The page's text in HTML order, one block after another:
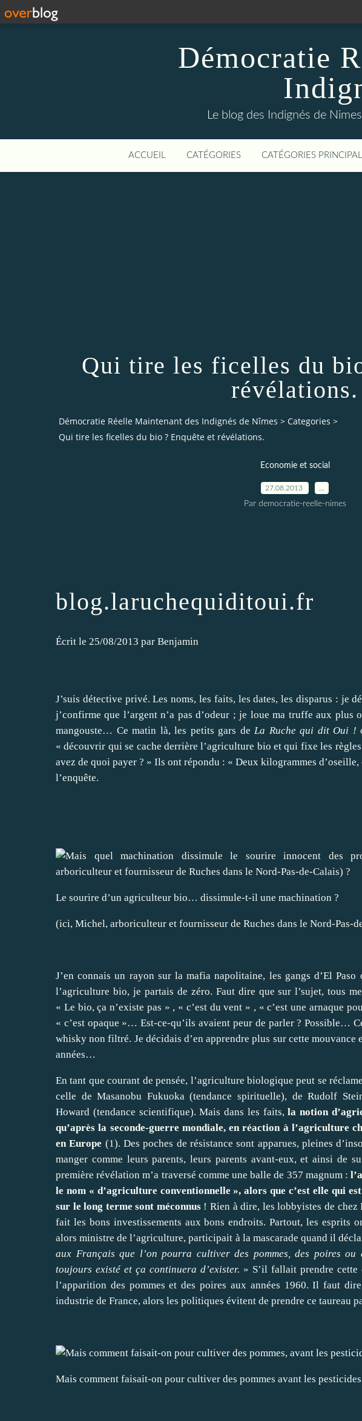
Démocratie
Le blog des Indignés de
ACCUEIL CATÉGORIES CATÉGORIES
Qui tire les ficelles du
révélations.
Démocratie Réelle Maintenant des Indignés de Nîmes > Categories >
Qui tire les ficelles du bio ? Enquête et révélations.
Economie et social
27.08.2013
Par democratie-reelle-nimes
blog.laruchequiditoui.fr
Écrit le 25/08/2013 par Benjamin
J’suis détective privé. Les noms, les faits, les dates, les disparus : je
j’confirme que l’argent n’a pas d’odeur ; je loue ma truffe aux plus
mangouste… Ce matin là, les petits gars de La Ruche qui dit Oui !
« découvrir qui se cache derrière l’agriculture bio et qui fixe les
avez de quoi payer ? » Ils ont répondu : « Deux kilogrammes d’oseille,
l’enquête.
Le sourire d’un agriculteur bio… dissimule-t-il une machination ?
(ici, Michel, arboriculteur et fournisseur de Ruches dans le Nord-Pas-
J’en connais un rayon sur la mafia napolitaine, les gangs d’El
l’agriculture bio, je partais de zéro. Faut dire que sur l’sujet, tous
« Le bio, ça n’existe pas » , « c’est du vent » , « c’est une arnaque
« c’est opaque »… Est-ce-qu’ils avaient peur de parler ? Possible…
whisky non filtré. Je décidais d’en apprendre plus sur cette mouvance
années…
En tant que courant de pensée, l’agriculture biologique peut se
celle de Masanobu Fukuoka (tendance spirituelle), de Rudolf
Howard (tendance scientifique). Mais dans les faits,la notion
qu’après la seconde-guerre mondiale, en réaction à l’agriculture
en Europe (1). Des poches de résistance sont apparues, pleines
manger comme leurs parents, leurs parents avant-eux, et ainsi de
première révélation m’a traversé comme une balle de 357 magnum :
le nom « d’agriculture conventionnelle », alors que c’est elle qui
sur le long terme sont méconnus! Rien à dire, les lobbyistes de chez
fait les bons investissements aux bons endroits. Partout, les esprits
alors ministre de l’agriculture, participait à la mascarade quand il
aux Français que l’on pourra cultiver des pommes, des poires
toujours existé et ça continuera d’exister. » S’il fallait prendre
l’apparition des pommes et des poires aux années 1960. Il faut
industrie de France, alors les politiques évitent de prendre ce taureau
Mais comment faisait-on pour cultiver des pommes avant les pesticides